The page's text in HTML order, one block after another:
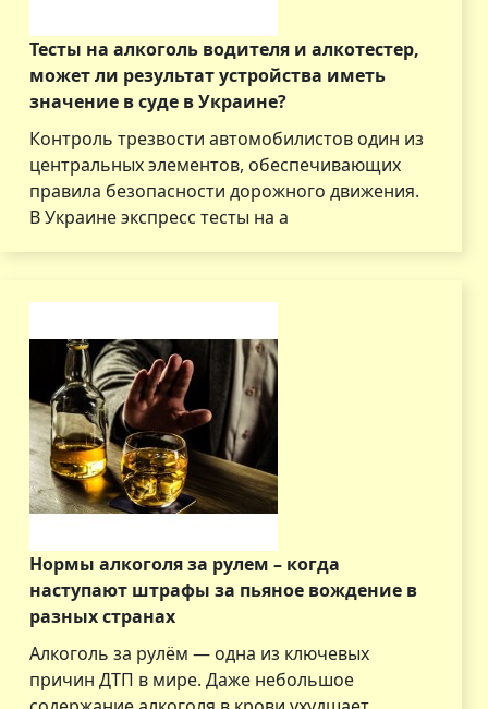
Тесты на алкоголь водителя и алкотестер,
может ли результат устройства иметь
значение в суде в Украине?
Контроль трезвости автомобилистов один из
центральных элементов, обеспечивающих
правила безопасности дорожного движения.
В Украине экспресс тесты на а
Нормы алкоголя за рулем – когда
наступают штрафы за пьяное вождение в
разных странах
Алкоголь за рулём — одна из ключевых
причин ДТП в мире. Даже небольшое